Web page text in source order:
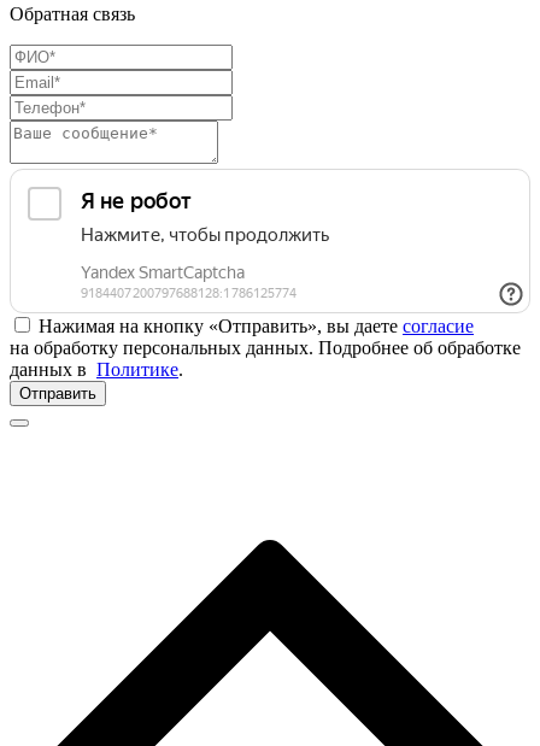
Обратная связь
Нажимая на кнопку «Отправить», вы даете согласие
на обработку персональных данных. Подробнее об обработке
данных в Политике.
Отправить